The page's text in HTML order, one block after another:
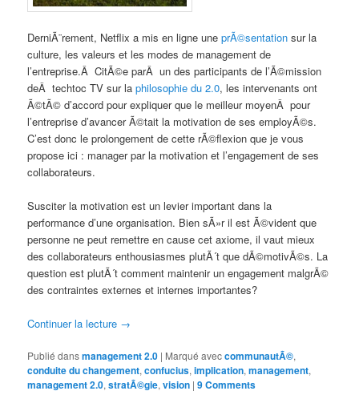
DerniÃ¨rement, Netflix a mis en ligne uneprÃ©sentation sur la
culture, les valeurs et les modes de management de
l’entreprise.Â CitÃ©e parÂ un des participants de l’Ã©mission
deÂ techtoc TV sur laphilosophie du 2.0, les intervenants ont
Ã©tÃ© d’accord pour expliquer que le meilleur moyenÂ pour
l’entreprise d’avancer Ã©tait la motivation de ses employÃ©s.
C’est donc le prolongement de cette rÃ©flexion que je vous
propose ici : manager par la motivation et l’engagement de ses
collaborateurs.
Susciter la motivation est un levier important dans la
performance d’une organisation. Bien sÃ»r il est Ã©vident que
personne ne peut remettre en cause cet axiome, il vaut mieux
des collaborateurs enthousiasmes plutÃ´t que dÃ©motivÃ©s. La
question est plutÃ´t comment maintenir un engagement malgrÃ©
des contraintes externes et internes importantes?
Continuer la lecture →
Publié dansmanagement 2.0 | Marqué aveccommunautÃ©,
conduite du changement,confucius,implication,management,
management 2.0,stratÃ©gie,vision |9 Comments